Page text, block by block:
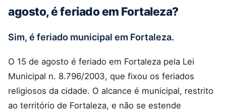
agosto, é feriado em Fortaleza?
Sim, é feriado municipal em Fortaleza.
O 15 de agosto é feriado em Fortaleza pela Lei
Municipal n. 8.796/2003, que fixou os feriados
religiosos da cidade. O alcance é municipal, restrito
ao território de Fortaleza, e não se estende